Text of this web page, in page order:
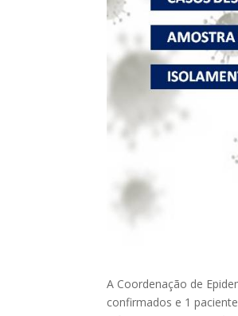
A Coordenação de
confirmados e 1